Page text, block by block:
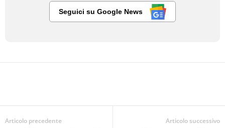
Seguici su Google News
Articolo precedente Articolo successivo